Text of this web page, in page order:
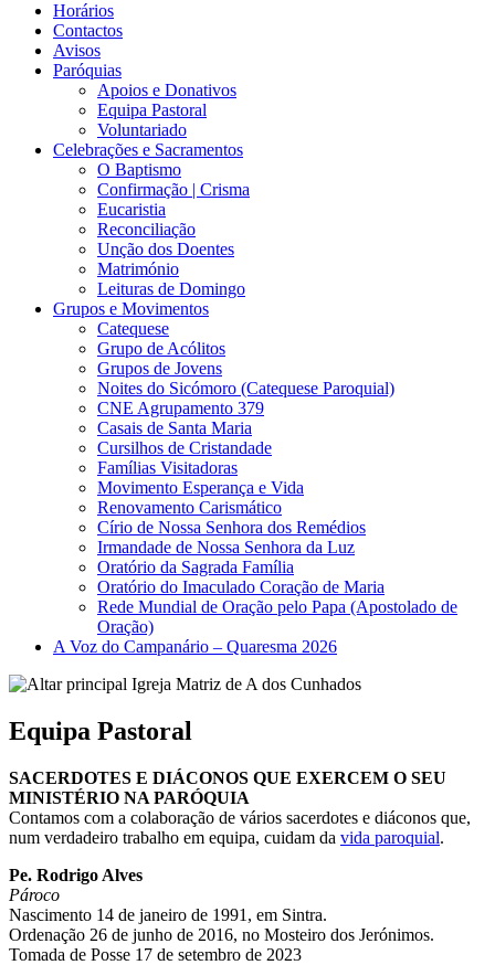
Horários
Contactos
Avisos
Paróquias
Apoios e Donativos
Equipa Pastoral
Voluntariado
Celebrações e Sacramentos
O Baptismo
Confirmação | Crisma
Eucaristia
Reconciliação
Unção dos Doentes
Matrimónio
Leituras de Domingo
Grupos e Movimentos
Catequese
Grupo de Acólitos
Grupos de Jovens
Noites do Sicómoro (Catequese Paroquial)
CNE Agrupamento 379
Casais de Santa Maria
Cursilhos de Cristandade
Famílias Visitadoras
Movimento Esperança e Vida
Renovamento Carismático
Círio de Nossa Senhora dos Remédios
Irmandade de Nossa Senhora da Luz
Oratório da Sagrada Família
Oratório do Imaculado Coração de Maria
Rede Mundial de Oração pelo Papa (Apostolado de
Oração)
A Voz do Campanário – Quaresma 2026
Equipa Pastoral
SACERDOTES E DIÁCONOS QUE EXERCEM O SEU
MINISTÉRIO NA PARÓQUIA
Contamos com a colaboração de vários sacerdotes e diáconos que,
num verdadeiro trabalho em equipa, cuidam da vida paroquial.
Pe. Rodrigo Alves
Pároco
Nascimento 14 de janeiro de 1991, em Sintra.
Ordenação 26 de junho de 2016, no Mosteiro dos Jerónimos.
Tomada de Posse 17 de setembro de 2023